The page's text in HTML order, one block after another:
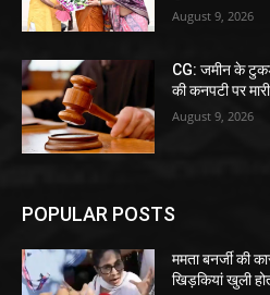
August 9, 2026
CG: जमीन के
की कनपटी पर
August 9, 2026
POPULAR POSTS
ममता बनर्जी की
खिड़कियां खुली